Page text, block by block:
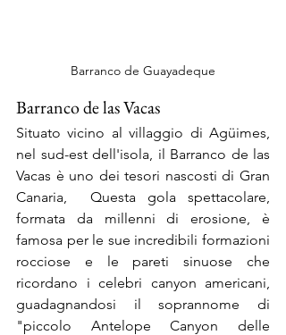
Barranco de Guayadeque
Barranco de las Vacas
Situato vicino al villaggio di Agüimes,
nel sud-est dell'isola, il Barranco de las
Vacas è uno dei tesori nascosti di Gran
Canaria,  Questa gola spettacolare,
formata da millenni di erosione, è
famosa per le sue incredibili formazioni
rocciose e le pareti sinuose che
ricordano i celebri canyon americani,
guadagnandosi il soprannome di
"piccolo Antelope Canyon delle